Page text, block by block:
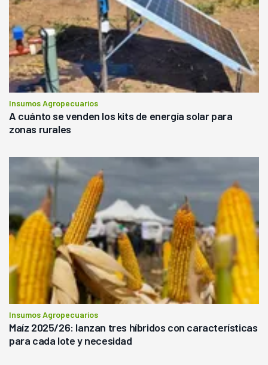
Insumos Agropecuarios
A cuánto se venden los kits de energía solar para
zonas rurales
Insumos Agropecuarios
Maíz 2025/26: lanzan tres híbridos con características
para cada lote y necesidad